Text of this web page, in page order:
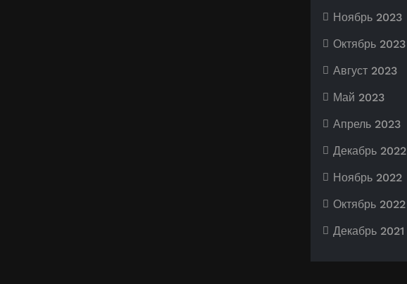
Ноябрь 2023
Октябрь 2023
Август 2023
Май 2023
Апрель 2023
Декабрь 2022
Ноябрь 2022
Октябрь 2022
Декабрь 2021